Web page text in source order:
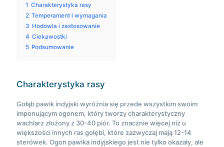
1 Charakterystyka rasy
2 Temperament i wymagania
3 Hodowla i zastosowanie
4 Ciekawostki
5 Podsumowanie
Charakterystyka rasy
Gołąb pawik indyjski wyróżnia się przede wszystkim swoim
imponującym ogonem, który tworzy charakterystyczny
wachlarz złożony z 30-40 piór. To znacznie więcej niż u
większości innych ras gołębi, które zazwyczaj mają 12-14
sterówek. Ogon pawika indyjskiego jest nie tylko okazały, ale